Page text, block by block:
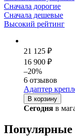
Сначала дорогие
Сначала дешевые
Высокий рейтинг
21 125 ₽
16 900 ₽
–20%
6 отзывов
Адаптер
В корзину
Сегодня в
Популярные